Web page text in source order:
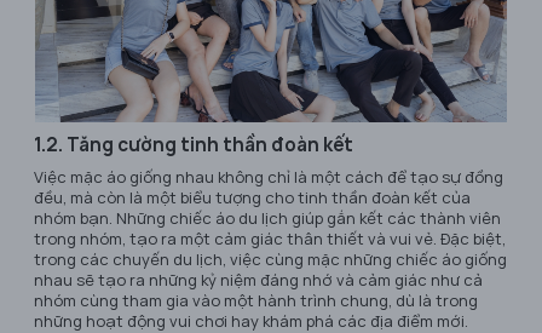
1.2. Tăng cường tinh thần đoàn kết
Việc mặc áo giống nhau không chỉ là một cách để tạo sự đồng
đều, mà còn là một biểu tượng cho tinh thần đoàn kết của
nhóm bạn. Những chiếc áo du lịch giúp gắn kết các thành viên
trong nhóm, tạo ra một cảm giác thân thiết và vui vẻ. Đặc biệt,
trong các chuyến du lịch, việc cùng mặc những chiếc áo giống
nhau sẽ tạo ra những kỷ niệm đáng nhớ và cảm giác như cả
nhóm cùng tham gia vào một hành trình chung, dù là trong
những hoạt động vui chơi hay khám phá các địa điểm mới.